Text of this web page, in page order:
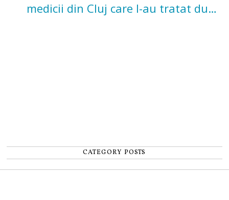
medicii din Cluj care l-au tratat după
CATEGORY POSTS